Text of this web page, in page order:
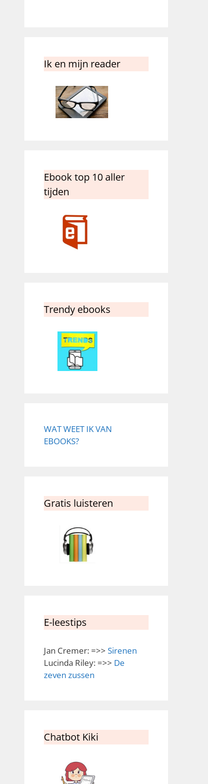
Ik en mijn reader
Ebook top 10 aller
tijden
Trendy ebooks
WAT WEET IK VAN
EBOOKS?
Gratis luisteren
E-leestips
Jan Cremer: =>> Sirenen
Lucinda Riley: =>> De
zeven zussen
Chatbot Kiki